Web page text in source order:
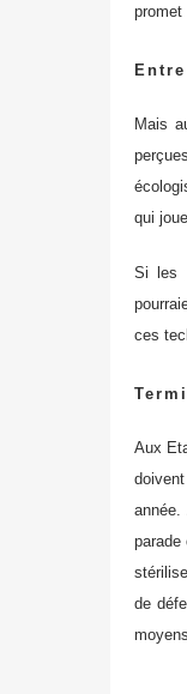
promet
Mais
qui
Si les
ces
Aux
parade
de